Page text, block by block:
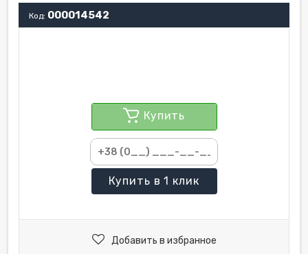
Код: 000014542
Купить
Купить в 1 клик
Добавить в избранное